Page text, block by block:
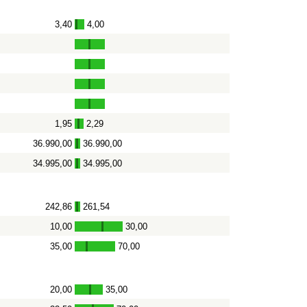
3,40 - 4,00
1,95 - 2,29
36.990,00 - 36.990,00
34.995,00 - 34.995,00
242,86 - 261,54
10,00
-
30,00
35,00
- 70,00
20,00 -
35,00